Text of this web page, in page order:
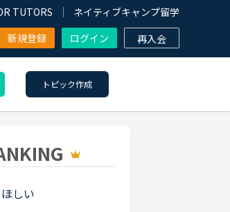
TUTORS
ネイティブキャンプ留学
新規登録
ログイン 再入会
トピック作成
しい